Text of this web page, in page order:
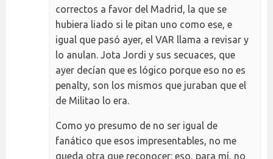
correctos a favor del Madrid, la que se
hubiera liado si le pitan uno como ese, e
igual que pasó ayer, el VAR llama a revisar y
lo anulan. Jota Jordi y sus secuaces, que
ayer decían que es lógico porque eso no es
penalty, son los mismos que juraban que el
de Militao lo era.
Como yo presumo de no ser igual de
fanático que esos impresentables, no me
queda otra que reconocer: eso, para mí, no